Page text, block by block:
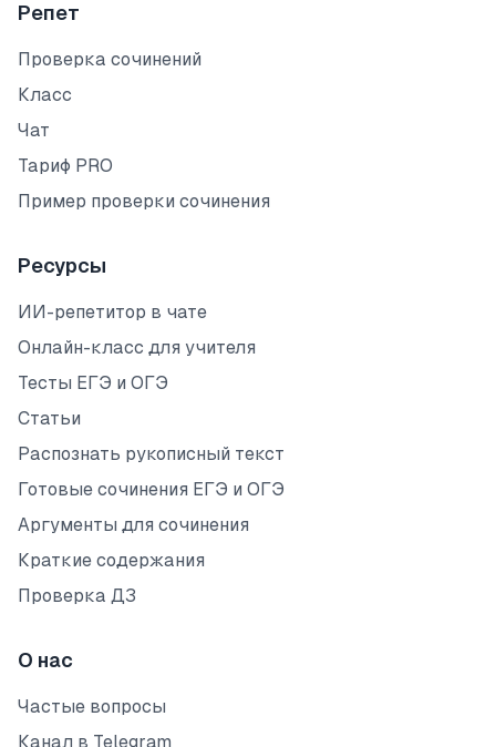
Репет
Проверка сочинений
Класс
Чат
Тариф PRO
Пример проверки сочинения
Ресурсы
ИИ-репетитор в чате
Онлайн-класс для учителя
Тесты ЕГЭ и ОГЭ
Статьи
Распознать рукописный текст
Готовые сочинения ЕГЭ и ОГЭ
Аргументы для сочинения
Краткие содержания
Проверка ДЗ
О нас
Частые вопросы
Канал в Telegram